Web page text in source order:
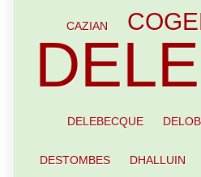
CAZIAN
DELEBECQUE
DESTOMBES DHALLUIN